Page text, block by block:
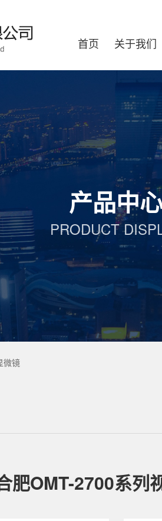
首页 关于我们
产品中
PRODUCT
微镜
肥OMT-2700系列